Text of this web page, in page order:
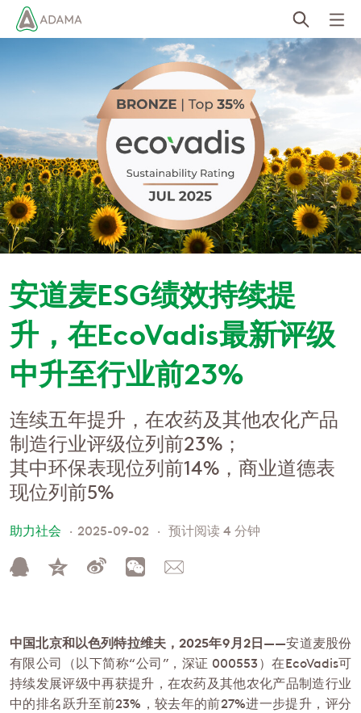
Skip
安道麦ESG绩效持续提
升，在EcoVadis最新评级
中升至行业前23%
连续五年提升，在农药及其他农化产品
制造行业评级位列前23%；
其中环保表现位列前14%，商业道德表
现位列前5%
助力社会 2025-09-02 预计阅读 4 分钟
中国北京和以色列特拉维夫，2025年9月2日——安道麦股份
有限公司（以下简称“公司”，深证 000553）在EcoVadis可
持续发展评级中再获提升，在农药及其他农化产品制造行业
中的排名跃升至前23%，较去年的前27%进一步提升，评分